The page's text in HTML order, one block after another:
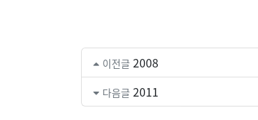
이전글 2008
다음글 2011